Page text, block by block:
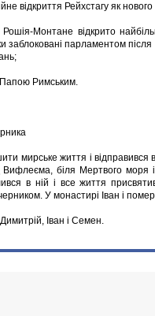
відкриття Рейхстагу як
Монтане відкрито
заблоковані парламентом після
Римським.
мирське життя і
Вифлеєма, біля Мертвого
в ній і все життя
У монастирі Іван і
Іван і Семен.